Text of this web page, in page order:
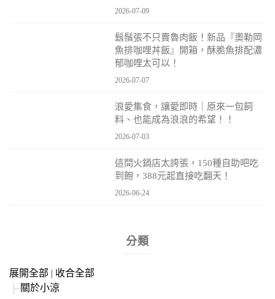
2026-07-09
鬍鬚張不只賣魯肉飯！新品『奧勒岡
魚排咖哩丼飯』開箱，酥脆魚排配濃
郁咖哩太可以！
2026-07-07
浪愛集食，讓愛即時｜原來一包飼
料、也能成為浪浪的希望！！
2026-07-03
這間火鍋店太誇張，150種自助吧吃
到飽，388元起直接吃翻天！
2026-06-24
分類
展開全部 | 收合全部
關於小涼